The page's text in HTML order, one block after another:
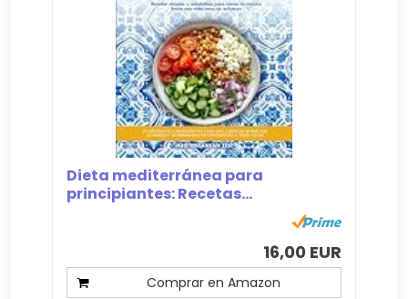
Dieta mediterránea para
principiantes: Recetas...
16,00 EUR
Comprar en Amazon